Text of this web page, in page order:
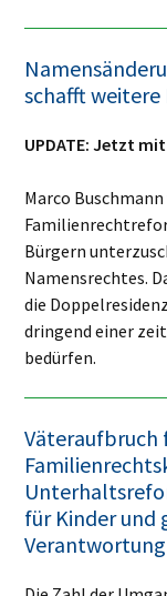
schafft
UPDATE: Jetzt
Marco
Bürgern
Namensrechtes.
die
dringend einer
bedürfen.
Väteraufbruch
für Kinder und